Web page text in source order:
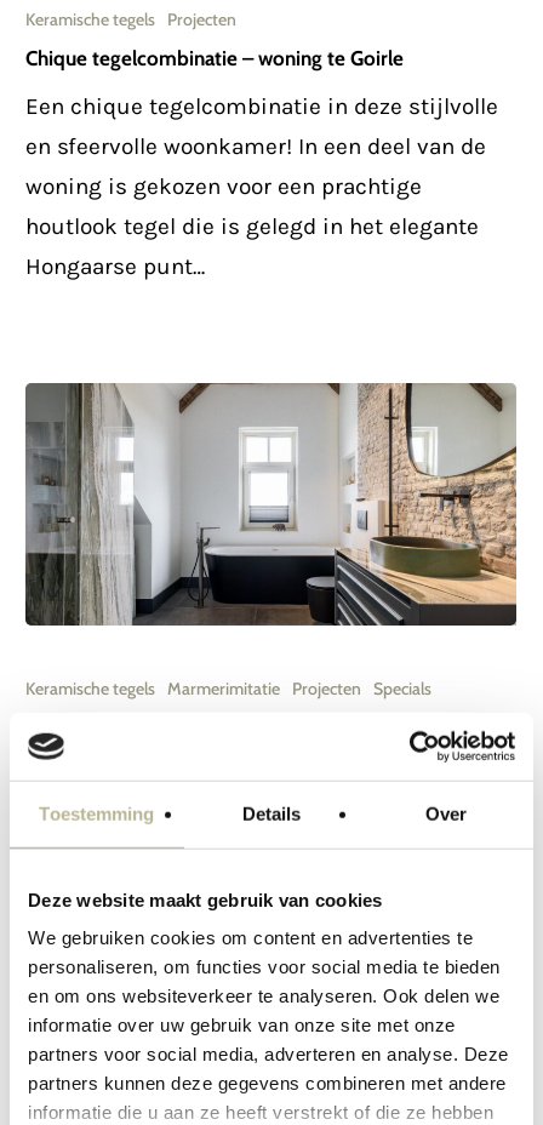
Toestemming Details Over
Deze website maakt gebruik van cookies
We gebruiken cookies om content en advertenties te
personaliseren, om functies voor social media te bieden
en om ons websiteverkeer te analyseren. Ook delen we
informatie over uw gebruik van onze site met onze
partners voor social media, adverteren en analyse. Deze
partners kunnen deze gegevens combineren met andere
informatie die u aan ze heeft verstrekt of die ze hebben
tegelcombinatie
–
woning
Goirle
Keramische tegels Projecten
Chique tegelcombinatie – woning te Goirle
Een chique tegelcombinatie in deze stijlvolle
en sfeervolle woonkamer! In een deel van de
woning is gekozen voor een prachtige
houtlook tegel die is gelegd in het elegante
Hongaarse punt…
woning
Bergschenhoek
badkamers
toilet
Keramische tegels Marmerimitatie Projecten Specials
Ruime woning te Bergschenhoek – badkamers en toilet
Voor dit project zijn we richting Rotterdam
gegaan, waar we verschillende ruimtes in deze
mooie woning hebben mogen voorzien van
tegelwerk en sanitair. De grote badkamer
heeft als eyecatcher de…